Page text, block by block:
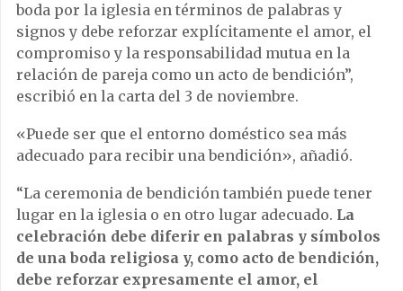
boda por la iglesia en términos de palabras y
signos y debe reforzar explícitamente el amor, el
compromiso y la responsabilidad mutua en la
relación de pareja como un acto de bendición”,
escribió en la carta del 3 de noviembre.
«Puede ser que el entorno doméstico sea más
adecuado para recibir una bendición», añadió.
“La ceremonia de bendición también puede tener
lugar en la iglesia o en otro lugar adecuado. La
celebración debe diferir en palabras y símbolos
de una boda religiosa y, como acto de bendición,
debe reforzar expresamente el amor, el